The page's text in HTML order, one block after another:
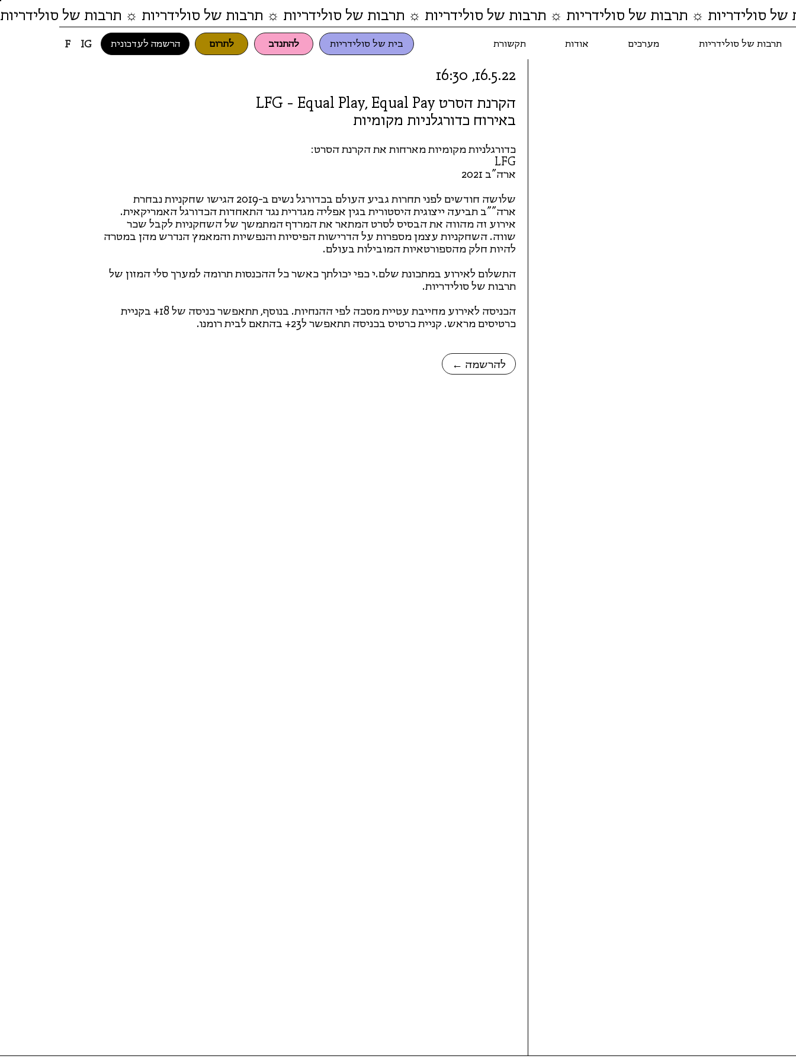
בית של סולידריות להתנדב לתרום תרבות של סולידריות מערכים אודות תקשורת F IG הרשמה לעדכונית
סולידריות ☼ תרבות של סולידריות ☼ תרבות של סולידריות ☼ תרבות של סולידריות ☼ תרבות של סולידריות ☼ תרבות של סולידריות
הקרנת הסרט LFG - Equal Play, Equal Pay
באירוח כדורגלניות מקומיות
כדורגלניות מקומיות מארחות את הקרנת הסרט:
LFG
ארה"ב 2021
שלושה חודשים לפני תחרות גביע העולם בכדורגל נשים ב-2019 הגישו שחקניות נבחרת
ארה""ב תביעה ייצוגית היסטורית בגין אפליה מגדרית נגד התאחדות הכדורגל האמריקאית.
אירוע זה מהווה את הבסיס לסרט המתאר את המרדף המתמשך של השחקניות לקבל שכר
שווה. השחקניות עצמן מספרות על הדרישות הפיסיות והנפשיות והמאמץ הנדרש מהן במטרה
להיות חלק מהספורטאיות המובילות בעולם.
התשלום לאירוע במתכונת שלם.י כפי יכולתך כאשר כל ההכנסות תרומה למערך סלי המזון של
תרבות של סולידריות.
הכניסה לאירוע מחייבת עטיית מסכה לפי ההנחיות. בנוסף, תתאפשר כניסה של 18+ בקניית
כרטיסים מראש. קניית כרטיס בכניסה תתאפשר ל23+ בהתאם לבית רומנו.
← להרשמה
16.5.22, 16:30